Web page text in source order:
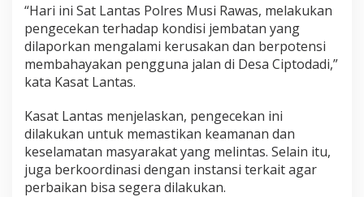
“Hari ini Sat Lantas Polres Musi Rawas, melakukan
pengecekan terhadap kondisi jembatan yang
dilaporkan mengalami kerusakan dan berpotensi
membahayakan pengguna jalan di Desa Ciptodadi,”
kata Kasat Lantas.
Kasat Lantas menjelaskan, pengecekan ini
dilakukan untuk memastikan keamanan dan
keselamatan masyarakat yang melintas. Selain itu,
juga berkoordinasi dengan instansi terkait agar
perbaikan bisa segera dilakukan.